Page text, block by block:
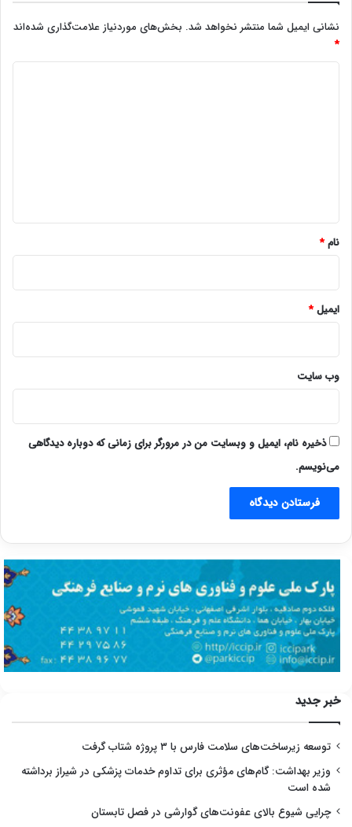
نشانی ایمیل شما منتشر نخواهد شد. بخش‌های موردنیاز علامت‌گذاری شده‌اند
*
نام*
ایمیل*
وب‌ سایت
ذخیره نام، ایمیل و وبسایت من در مرورگر برای زمانی که دوباره دیدگاهی
می‌نویسم.
خبر جدید
توسعه زیرساخت‌های سلامت فارس با ۳ پروژه شتاب گرفت
وزیر بهداشت: گام‌های مؤثری برای تداوم خدمات پزشکی در شیراز برداشته
شده است
چرایی شیوع بالای عفونت‌های گوارشی در فصل تابستان